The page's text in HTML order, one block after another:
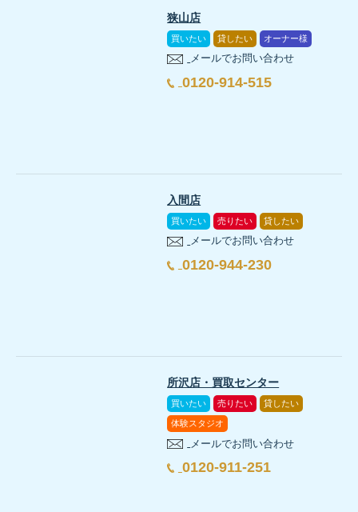
狭山店
買いたい 貸したい オーナー様
メールでお問い合わせ
0120-914-515
入間店
買いたい 売りたい 貸したい
メールでお問い合わせ
0120-944-230
所沢店・買取センター
買いたい 売りたい 貸したい
体験スタジオ
メールでお問い合わせ
0120-911-251